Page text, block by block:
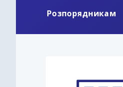
Розпорядникам